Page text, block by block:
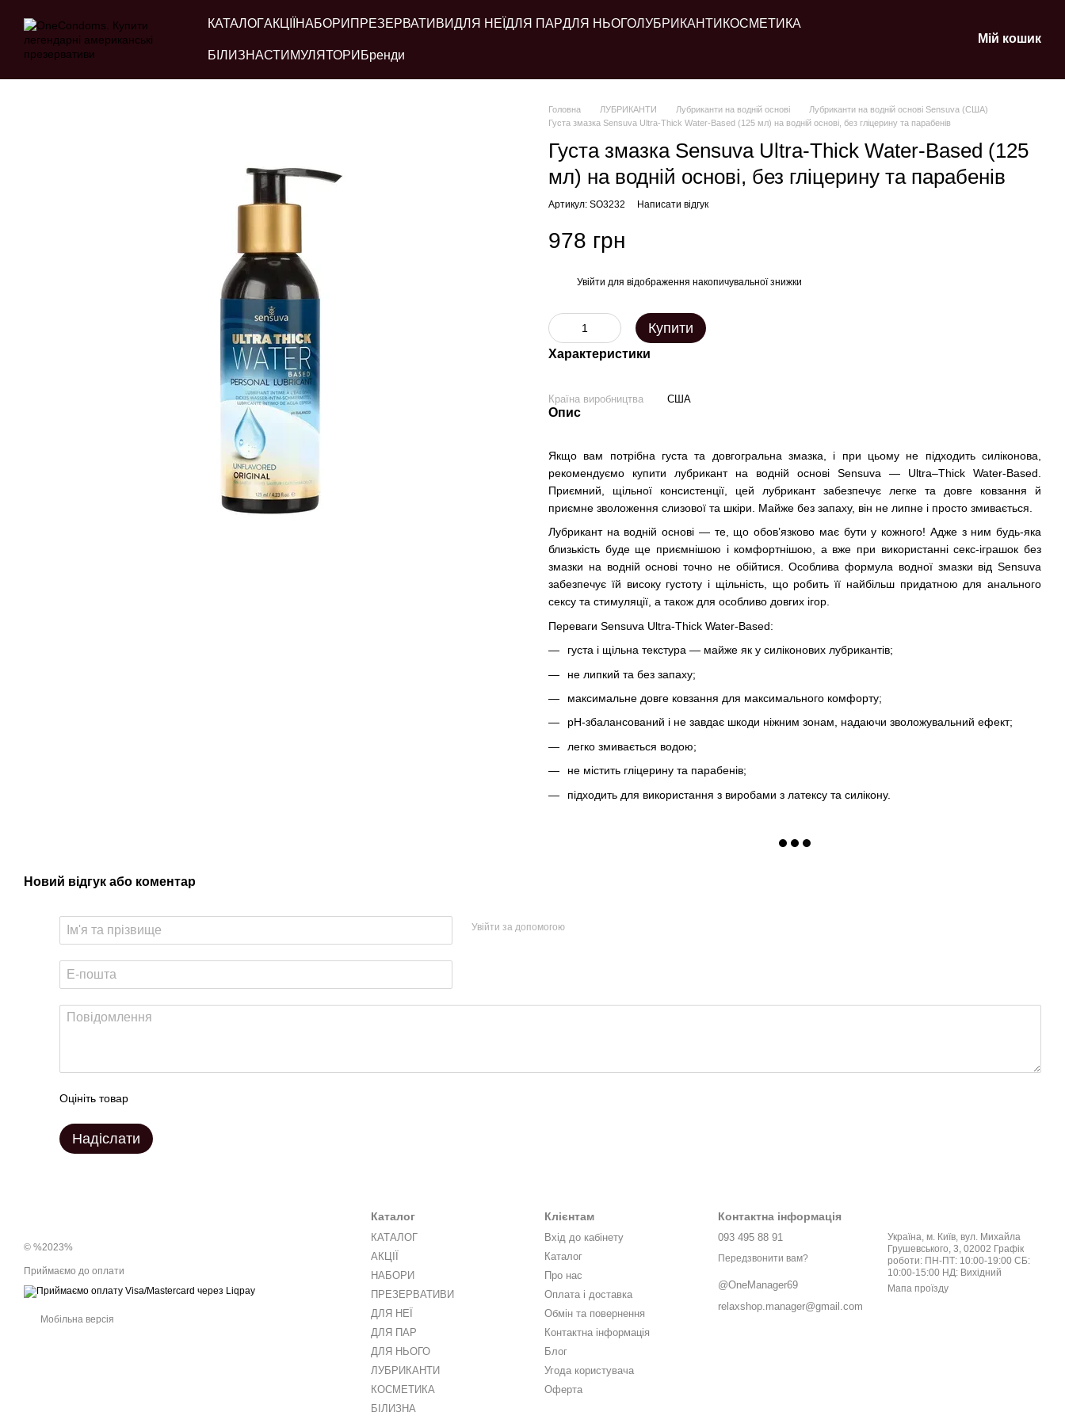
КАТАЛОГАКЦІЇ НАБОРИ ПРЕЗЕРВАТИВИДЛЯ НЕЇ ДЛЯ ПАРДЛЯ НЬОГОЛУБРИКАНТИ КОСМЕТИКА
БІЛИЗНАСТИМУЛЯТОРИ Бренди
Мій кошик
Головна ЛУБРИКАНТИ Лубриканти на водній основі
Лубриканти на водній основі Sensuva (США)
Густа змазка Sensuva Ultra-Thick Water-Based (125 мл) на водній основі, без гліцерину та парабенів
Густа змазка Sensuva Ultra-Thick Water-Based (125
мл) на водній основі, без гліцерину та парабенів
Артикул: SO3232 Написати відгук
978 грн
Увійти для відображення накопичувальної знижки
Купити
Характеристики
Країна виробництва США
Опис
Якщо вам потрібна густа та довгогральна змазка, і при цьому не підходить силіконова,
рекомендуємо купити лубрикант на водній основі Sensuva — Ultra–Thick Water-Based.
Приємний, щільної консистенції, цей лубрикант забезпечує легке та довге ковзання й
приємне зволоження слизової та шкіри. Майже без запаху, він не липне і просто змивається.
Лубрикант на водній основі — те, що обов’язково має бути у кожного! Адже з ним будь-яка
близькість буде ще приємнішою і комфортнішою, а вже при використанні секс-іграшок без
змазки на водній основі точно не обійтися. Особлива формула водної змазки від Sensuva
забезпечує їй високу густоту і щільність, що робить її найбільш придатною для анального
сексу та стимуляції, а також для особливо довгих ігор.
Переваги Sensuva Ultra-Thick Water-Based:
густа і щільна текстура — ​​майже як у силіконових лубрикантів;
не липкий та без запаху;
максимальне довге ковзання для максимального комфорту;
pH-збалансований і не завдає шкоди ніжним зонам, надаючи зволожувальний ефект;
легко змивається водою;
не містить гліцерину та парабенів;
підходить для використання з виробами з латексу та силікону.
Новий відгук або коментар
Увійти за допомогою
Оцініть товар
Надіслати
© %2023%
Приймаємо до оплати
Мобільна версія
Каталог
КАТАЛОГ
АКЦІЇ
НАБОРИ
ПРЕЗЕРВАТИВИ
ДЛЯ НЕЇ
ДЛЯ ПАР
ДЛЯ НЬОГО
ЛУБРИКАНТИ
КОСМЕТИКА
БІЛИЗНА
Клієнтам
Вхід до кабінету
Каталог
Про нас
Оплата і доставка
Обмін та повернення
Контактна інформація
Блог
Угода користувача
Оферта
Контактна інформація
093 495 88 91
Передзвонити вам?
@OneManager69
relaxshop.manager@gmail.com
Україна, м. Київ, вул. Михайла
Грушевського, 3, 02002 Графік
роботи: ПН-ПТ: 10:00-19:00 СБ:
10:00-15:00 НД: Вихідний
Мапа проїзду